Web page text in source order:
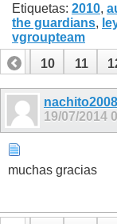
Etiquetas: 2010,
the guardians,
vgroupteam
9
10 11
nachito2008
19/07/2014
muchas gracias